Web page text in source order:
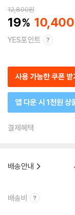
12,800원
19 10,400
YES포인트
사용 가능한 쿠폰 받
앱 다운 시 1천원 상
결제혜택
배송안내
배송비